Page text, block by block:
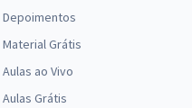
Depoimentos
Material Grátis
Aulas ao Vivo
Aulas Grátis